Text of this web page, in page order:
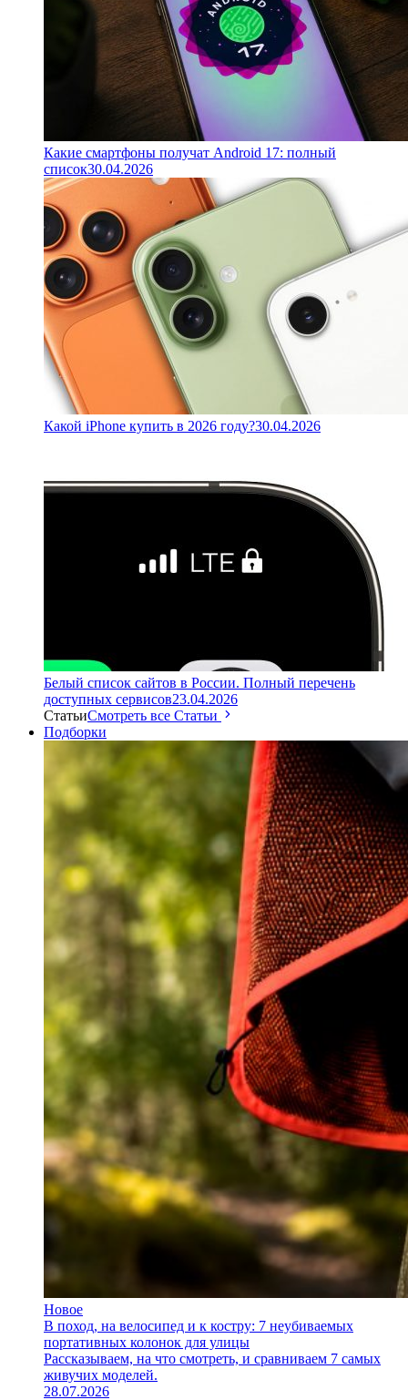
Какие смартфоны получат Android 17: полный
список30.04.2026
Какой iPhone купить в 2026 году?30.04.2026
Белый список сайтов в России. Полный перечень
доступных сервисов23.04.2026
СтатьиСмотреть все Статьи
Подборки
Новое
В поход, на велосипед и к костру: 7 неубиваемых
портативных колонок для улицы
Рассказываем, на что смотреть, и сравниваем 7 самых
живучих моделей.
28.07.2026